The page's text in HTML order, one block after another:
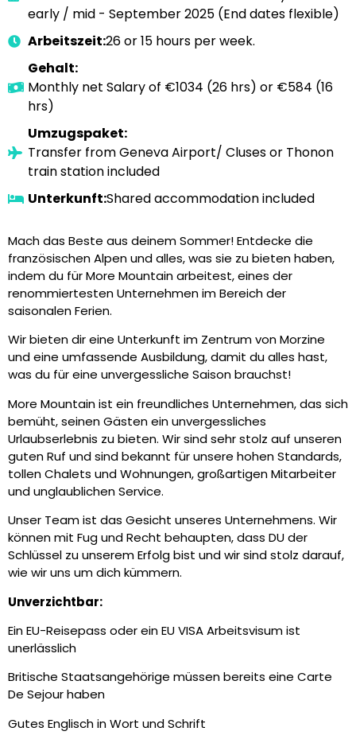
early / mid - September 2025 (End dates flexible)
Arbeitszeit:26 or 15 hours per week.
Gehalt:
Monthly net Salary of €1034 (26 hrs) or €584 (16
hrs)
Umzugspaket:
Transfer from Geneva Airport/ Cluses or Thonon
train station included
Unterkunft:Shared accommodation included
Mach das Beste aus deinem Sommer! Entdecke die
französischen Alpen und alles, was sie zu bieten haben,
indem du für More Mountain arbeitest, eines der
renommiertesten Unternehmen im Bereich der
saisonalen Ferien.
Wir bieten dir eine Unterkunft im Zentrum von Morzine
und eine umfassende Ausbildung, damit du alles hast,
was du für eine unvergessliche Saison brauchst!
More Mountain ist ein freundliches Unternehmen, das sich
bemüht, seinen Gästen ein unvergessliches
Urlaubserlebnis zu bieten. Wir sind sehr stolz auf unseren
guten Ruf und sind bekannt für unsere hohen Standards,
tollen Chalets und Wohnungen, großartigen Mitarbeiter
und unglaublichen Service.
Unser Team ist das Gesicht unseres Unternehmens. Wir
können mit Fug und Recht behaupten, dass DU der
Schlüssel zu unserem Erfolg bist und wir sind stolz darauf,
wie wir uns um dich kümmern.
Unverzichtbar:
Ein EU-Reisepass oder ein EU VISA Arbeitsvisum ist
unerlässlich
Britische Staatsangehörige müssen bereits eine Carte
De Sejour haben
Gutes Englisch in Wort und Schrift